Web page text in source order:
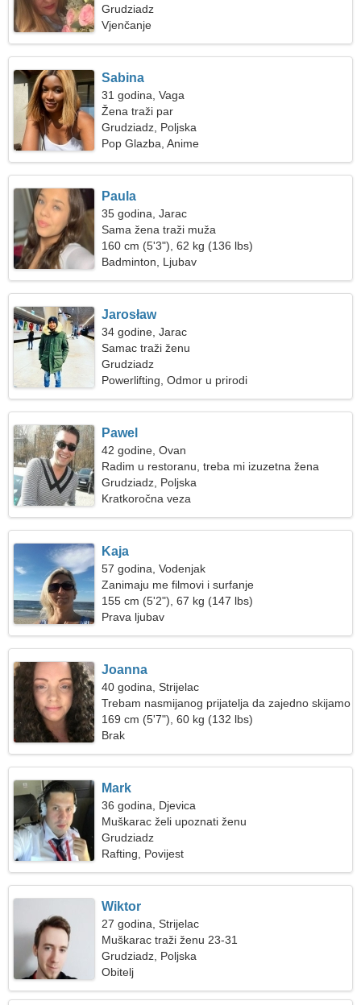
Grudziadz
Vjenčanje
Sabina
31 godina, Vaga
Žena traži par
Grudziadz, Poljska
Pop Glazba, Anime
Paula
35 godina, Jarac
Sama žena traži muža
160 cm (5'3"), 62 kg (136 lbs)
Badminton, Ljubav
Jarosław
34 godine, Jarac
Samac traži ženu
Grudziadz
Powerlifting, Odmor u prirodi
Pawel
42 godine, Ovan
Radim u restoranu, treba mi izuzetna žena
Grudziadz, Poljska
Kratkoročna veza
Kaja
57 godina, Vodenjak
Zanimaju me filmovi i surfanje
155 cm (5'2"), 67 kg (147 lbs)
Prava ljubav
Joanna
40 godina, Strijelac
Trebam nasmijanog prijatelja da zajedno skijamo
169 cm (5'7"), 60 kg (132 lbs)
Brak
Mark
36 godina, Djevica
Muškarac želi upoznati ženu
Grudziadz
Rafting, Povijest
Wiktor
27 godina, Strijelac
Muškarac traži ženu 23-31
Grudziadz, Poljska
Obitelj